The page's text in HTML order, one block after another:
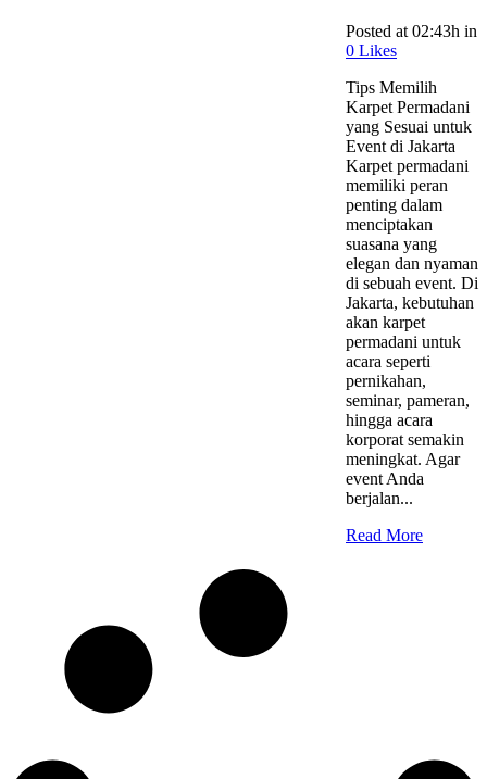
Posted at 02:43h in
0 Likes
Tips Memilih
Karpet Permadani
yang Sesuai untuk
Event di Jakarta
Karpet permadani
memiliki peran
penting dalam
menciptakan
suasana yang
elegan dan nyaman
di sebuah event. Di
Jakarta, kebutuhan
akan karpet
permadani untuk
acara seperti
pernikahan,
seminar, pameran,
hingga acara
korporat semakin
meningkat. Agar
event Anda
berjalan...
Read More